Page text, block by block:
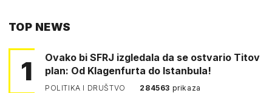
TOP NEWS
1
Ovako bi SFRJ izgledala da se ostvario Titov
plan: Od Klagenfurta do Istanbula!
POLITIKA I DRUŠTVO 284563 prikaza